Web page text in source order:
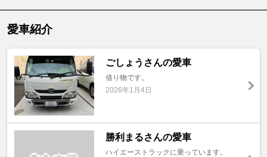
愛車紹介
ごしょうさんの愛車
借り物です。
2026年1月4日
勝利まるさんの愛車
ハイエーストラックに乗っています。